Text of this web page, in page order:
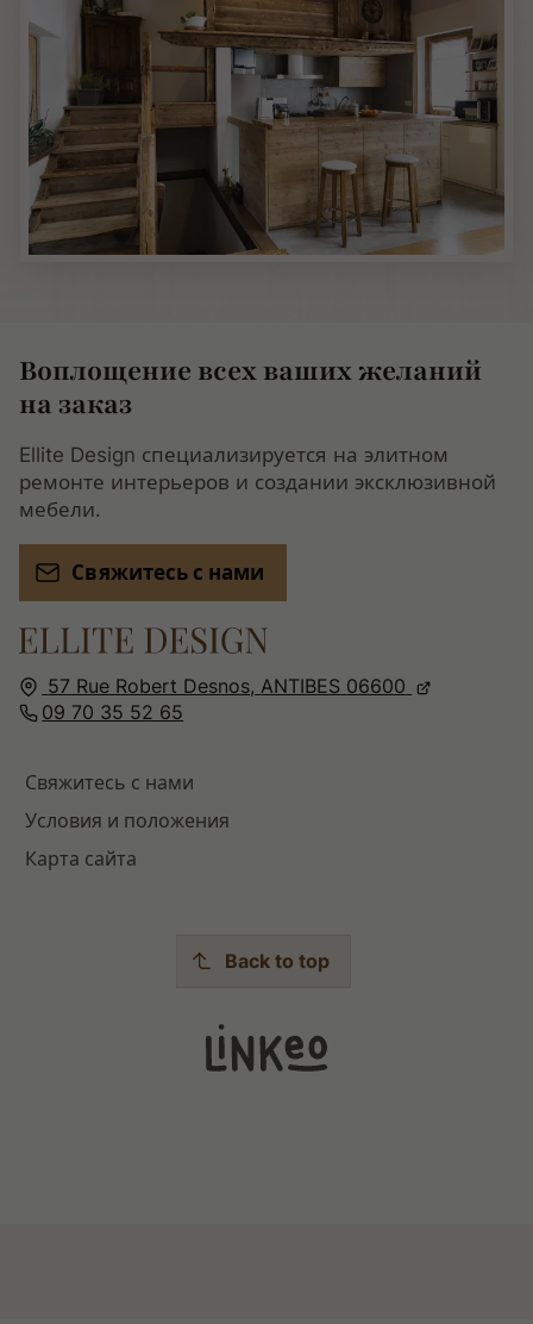
57 Rue Robert Desnos, ANTIBES 06600
09 70 35 52 65
Свяжитесь с нами
Условия и положения
Карта сайта
Воплощение всех ваших желаний
на заказ
Ellite Design специализируется на элитном
ремонте интерьеров и создании эксклюзивной
мебели.
Свяжитесь с нами
Back to top